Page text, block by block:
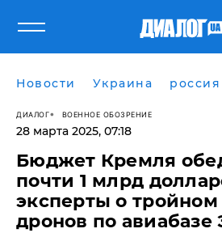
Новости Украина россия
ДИАЛОГ ВОЕННОЕ ОБОЗРЕНИЕ
28 марта 2025, 07:18
​Бюджет Кремля
почти 1 млрд
эксперты о тройном
дронов по авиабазе